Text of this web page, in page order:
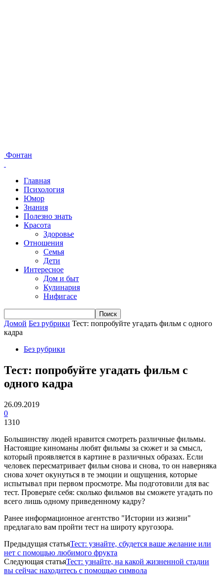
Фонтан
Главная
Психология
Юмор
Знания
Полезно знать
Красота
Здоровье
Отношения
Семья
Дети
Интересное
Дом и быт
Кулинария
Нифигасе
Домой Без рубрики Тест: попробуйте угадать фильм с одного
кадра
Без рубрики
Тест: попробуйте угадать фильм с
одного кадра
26.09.2019
0
1310
Большинству людей нравится смотреть различные фильмы.
Настоящие киноманы любят фильмы за сюжет и за смысл,
который проявляется в картине в различных образах. Если
человек пересматривает фильм снова и снова, то он наверняка
снова хочет окунуться в те эмоции и ощущения, которые
испытывал при первом просмотре. Мы подготовили для вас
тест. Проверьте себя: сколько фильмов вы сможете угадать по
всего лишь одному приведенному кадру?
Ранее информационное агентство "Истории из жизни"
предлагало вам пройти тест на широту кругозора.
Предыдущая статьяТест: узнайте, сбудется ваше желание или
нет с помощью любимого фрукта
Следующая статьяТест: узнайте, на какой жизненной стадии
вы сейчас находитесь с помощью символа